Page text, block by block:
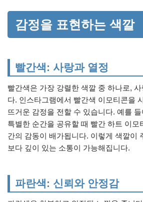
감정을 표현하는 색깔
빨간색: 사랑과 열정
빨간색은 가장 강렬한 색깔 중 하나로,
다. 인스타그램에서 빨간색 이모티콘을
뜨거운 감정을 전할 수 있습니다. 예를
특별한 순간을 공유할 때 빨간 하트 이모
간의 감동이 배가됩니다. 이렇게 색깔이
보다 깊이 있는 소통이 가능해집니다.
파란색: 신뢰와 안정감